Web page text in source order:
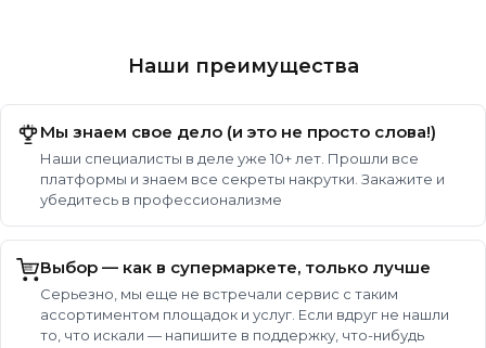
Наши преимущества
Мы знаем свое дело (и это не просто слова!)
Наши специалисты в деле уже 10+ лет. Прошли все
платформы и знаем все секреты накрутки. Закажите и
убедитесь в профессионализме
Выбор — как в супермаркете, только лучше
Серьезно, мы еще не встречали сервис с таким
ассортиментом площадок и услуг. Если вдруг не нашли
то, что искали — напишите в поддержку, что-нибудь